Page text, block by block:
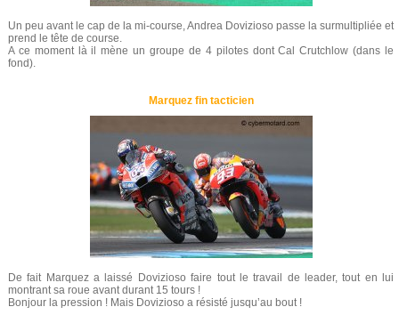
Un peu avant le cap de la mi-course, Andrea Dovizioso passe la surmultipliée et
prend le tête de course.
A ce moment là il mène un groupe de 4 pilotes dont Cal Crutchlow (dans le
fond).
Marquez fin tacticien
De fait Marquez a laissé Dovizioso faire tout le travail de leader, tout en lui
montrant sa roue avant durant 15 tours !
Bonjour la pression ! Mais Dovizioso a résisté jusqu’au bout !